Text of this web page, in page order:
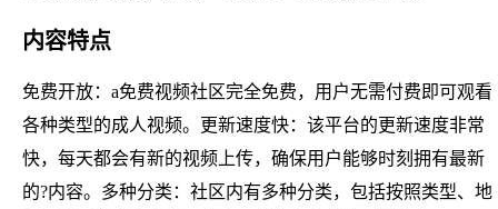
内容特点
免费开放：a免费视频社区完全免费，用户无需付费即可观看
各种类型的成人视频。更新速度快：该平台的更新速度非常
快，每天都会有新的视频上传，确保用户能够时刻拥有最新
的?内容。多种分类：社区内有多种分类，包括按照类型、地